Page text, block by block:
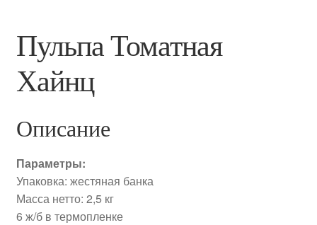
Пульпа Томатная
Хайнц
Описание
Параметры:
Упаковка: жестяная банка
Масса нетто: 2,5 кг
6 ж/б в термопленке